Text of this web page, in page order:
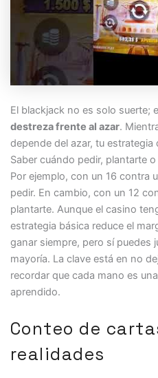
El blackjack no es solo suerte;
destreza frente al azar.
depende del azar, tu
Saber cuándo pedir, plantarte
Por ejemplo, con un 16 contra
pedir. En cambio, con un 12
plantarte. Aunque el casino
estrategia básica reduce el
ganar siempre, pero sí puedes
mayoría. La clave está en no
recordar que cada mano es
aprendido.
Conteo de
realidades